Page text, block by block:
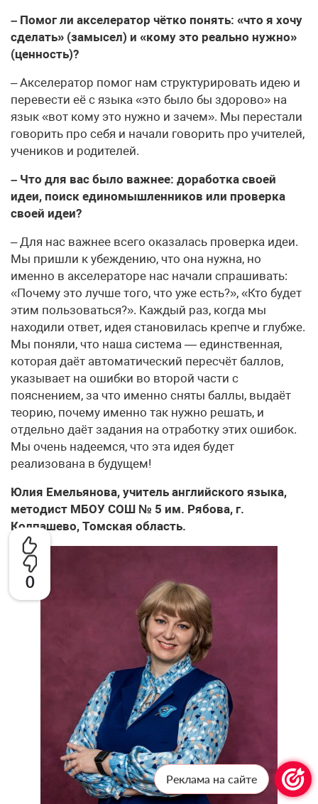
0
– Помог ли акселератор чётко понять: «что я хочу
сделать» (замысел) и «кому это реально нужно»
(ценность)?
– Акселератор помог нам структурировать идею и
перевести её с языка «это было бы здорово» на
язык «вот кому это нужно и зачем». Мы перестали
говорить про себя и начали говорить про учителей,
учеников и родителей.
– Что для вас было важнее: доработка своей
идеи, поиск единомышленников или проверка
своей идеи?
– Для нас важнее всего оказалась проверка идеи.
Мы пришли к убеждению, что она нужна, но
именно в акселераторе нас начали спрашивать:
«Почему это лучше того, что уже есть?», «Кто будет
этим пользоваться?». Каждый раз, когда мы
находили ответ, идея становилась крепче и глубже.
Мы поняли, что наша система — единственная,
которая даёт автоматический пересчёт баллов,
указывает на ошибки во второй части с
пояснением, за что именно сняты баллы, выдаёт
теорию, почему именно так нужно решать, и
отдельно даёт задания на отработку этих ошибок.
Мы очень надеемся, что эта идея будет
реализована в будущем!
Юлия Емельянова, учитель английского языка,
методист МБОУ СОШ № 5 им. Рябова, г.
Колпашево, Томская область.
Реклама на сайте